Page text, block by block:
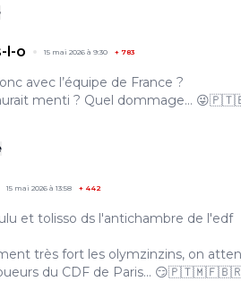
l-o 15 mai 2026 à 9:30 + 783
avec l’équipe de France ?
menti ? Quel dommage…
15 mai 2026 à 13:58 + 442
et tolisso ds l'antichambre de l'edf
très fort les olymzinzins, on
du CDF de Paris...